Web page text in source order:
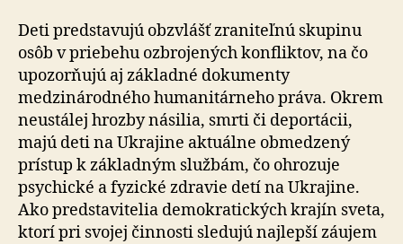
Deti predstavujú obzvlášť zraniteľnú skupinu
osôb v priebehu ozbrojených konfliktov, na čo
upozorňujú aj základné dokumenty
medzinárodného humanitárneho práva. Okrem
neustálej hrozby násilia, smrti či deportácii,
majú deti na Ukrajine aktuálne obmedzený
prístup k základným službám, čo ohrozuje
psychické a fyzické zdravie detí na Ukrajine.
Ako predstavitelia demokratických krajín sveta,
ktorí pri svojej činnosti sledujú najlepší záujem